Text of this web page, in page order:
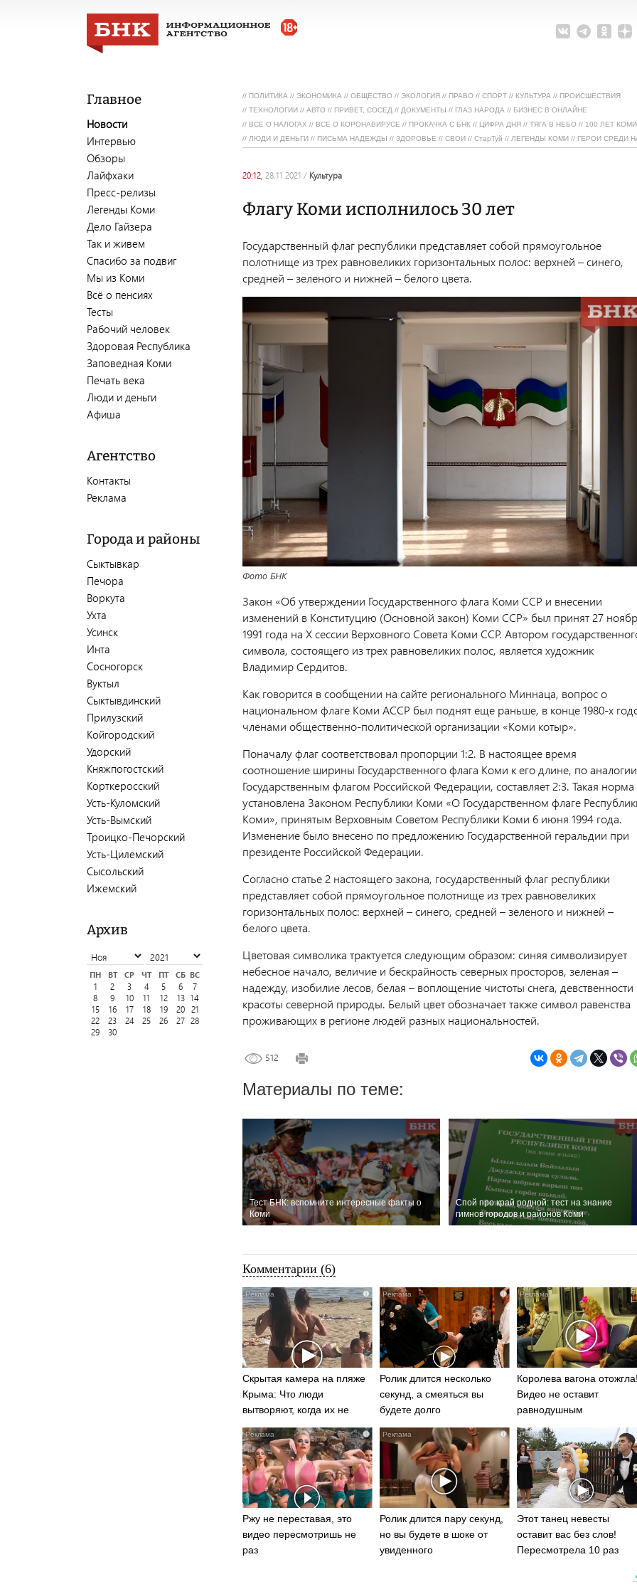
Главное
Новости
Интервью
Обзоры
Лайфхаки
Пресс-релизы
Легенды Коми
Дело Гайзера
Так и живем
Спасибо за подвиг
Мы из Коми
Всё о пенсиях
Тесты
Рабочий человек
Здоровая Республика
Заповедная Коми
Печать века
Люди и деньги
Афиша
Агентство
Контакты
Реклама
Города и районы
Сыктывкар
Печора
Воркута
Ухта
Усинск
Инта
Сосногорск
Вуктыл
Сыктывдинский
Прилузский
Койгородский
Удорский
Княжпогостский
Корткеросский
Усть-Куломский
Усть-Вымский
Троицко-Печорский
Усть-Цилемский
Сысольский
Ижемский
Архив
ПН ВТ СР ЧТ ПТ СБ ВС
1
2 3 4 5 6
7
8
9 10 11 12 13 14
15
16 17 18 19 20 21
22
23 24 25 26 27 28
29
30
// ПОЛИТИКА // ЭКОНОМИКА // ОБЩЕСТВО // ЭКОЛОГИЯ // ПРАВО // СПОРТ // КУЛЬТУРА // ПРОИСШЕСТВИЯ
// ТЕХНОЛОГИИ // АВТО // ПРИВЕТ, СОСЕД // ДОКУМЕНТЫ // ГЛАЗ НАРОДА // БИЗНЕС В ОНЛАЙНЕ
// ВСЕ О НАЛОГАХ // ВСЕ О КОРОНАВИРУСЕ // ПРОКАЧКА С БНК // ЦИФРА ДНЯ // ТЯГА В НЕБО // 100 ЛЕТ КОМИ
// ЛЮДИ И ДЕНЬГИ // ПИСЬМА НАДЕЖДЫ // ЗДОРОВЬЕ // СВОИ // СтарТуй // ЛЕГЕНДЫ КОМИ // ГЕРОИ СРЕДИ
20:12, 28.11.2021 / культура
Флагу Коми исполнилось 30 лет
Государственный флаг республики представляет собой прямоугольное
полотнище из трех равновеликих горизонтальных полос: верхней – синего,
средней – зеленого и нижней – белого цвета.
Фото БНК
Закон «Об утверждении Государственного флага Коми ССР и внесении
изменений в Конституцию (Основной закон) Коми ССР» был принят 27
1991 года на X сессии Верховного Совета Коми ССР. Автором
символа, состоящего из трех равновеликих полос, является художник
Владимир Сердитов.
Как говорится в сообщении на сайте регионального Миннаца, вопрос о
национальном флаге Коми АССР был поднят еще раньше, в конце 1980-х
членами общественно-политической организации «Коми котыр».
Поначалу флаг соответствовал пропорции 1:2. В настоящее время
соотношение ширины Государственного флага Коми к его длине, по
Государственным флагом Российской Федерации, составляет 2:3. Такая норма
установлена Законом Республики Коми «О Государственном флаге
Коми», принятым Верховным Советом Республики Коми 6 июня 1994 года.
Изменение было внесено по предложению Государственной геральдии при
президенте Российской Федерации.
Согласно статье 2 настоящего закона, государственный флаг республики
представляет собой прямоугольное полотнище из трех равновеликих
горизонтальных полос: верхней – синего, средней – зеленого и нижней –
белого цвета.
Цветовая символика трактуется следующим образом: синяя символизирует
небесное начало, величие и бескрайность северных просторов, зеленая –
надежду, изобилие лесов, белая – воплощение чистоты снега, девственности
красоты северной природы. Белый цвет обозначает также символ равенства
проживающих в регионе людей разных национальностей.
512
Материалы по теме:
Тест БНК: вспомните интересные факты о
Коми
Спой про край родной: тест на знание
гимнов городов и районов Коми
Комментарии (6)
i
Скрытая камера на пляже
Крыма: Что люди
вытворяют, когда их не
видят...
i
Ролик длится несколько
секунд, а смеяться вы
будете долго
Королева вагона
Видео не оставит
равнодушным
i
Ржу не переставая, это
видео пересмотришь не
раз
i
Ролик длится пару секунд,
но вы будете в шоке от
увиденного
Этот танец невесты
оставит вас без слов!
Пересмотрела 10 раз